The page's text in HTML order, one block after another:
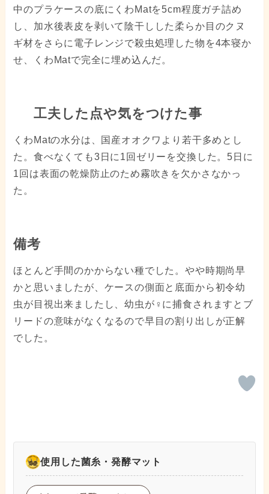
中のプラケースの底にくわMatを5cm程度ガチ詰め
し、加水後表皮を剥いて陰干しした柔らか目のクヌ
ギ材をさらに電子レンジで殺虫処理した物を4本寝か
せ、くわMatで完全に埋め込んだ。
工夫した点や気をつけた事
くわMatの水分は、国産オオクワより若干多めとし
た。食べなくても3日に1回ゼリーを交換した。5日に
1回は表面の乾燥防止のため霧吹きを欠かさなかっ
た。
備考
ほとんど手間のかからない種でした。やや時期尚早
かと思いましたが、ケースの側面と底面から初令幼
虫が目視出来ましたし、幼虫が♀に捕食されますとブ
リードの意味がなくなるので早目の割り出しが正解
でした。
使用した菌糸・発酵マット